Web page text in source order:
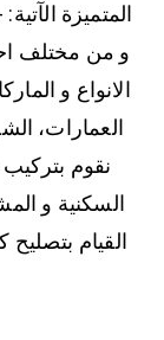
المتميزة
و من مختلف
الانواع و
العمارات،
نقوم بتركيب
السكنية و
القيام